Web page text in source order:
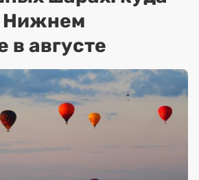
Нижнем
в августе